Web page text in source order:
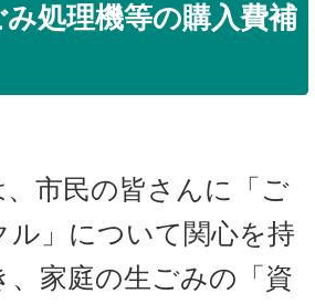
処理機等の購入費補
市民の皆さんに「ご
ル」について関心を持
、家庭の生ごみの「資